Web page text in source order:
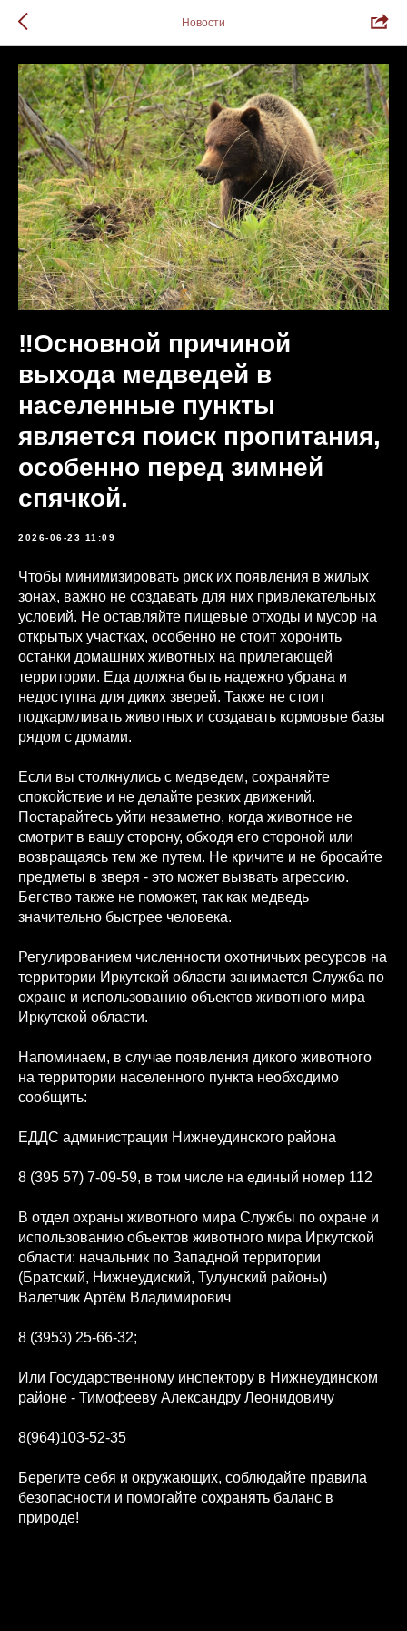
Новости
‼Основной причиной
выхода медведей в
населенные пункты
является поиск пропитания,
особенно перед зимней
спячкой.
2026-06-23 11:09
Чтобы минимизировать риск их появления в жилых
зонах, важно не создавать для них привлекательных
условий. Не оставляйте пищевые отходы и мусор на
открытых участках, особенно не стоит хоронить
останки домашних животных на прилегающей
территории. Еда должна быть надежно убрана и
недоступна для диких зверей. Также не стоит
подкармливать животных и создавать кормовые базы
рядом с домами.
Если вы столкнулись с медведем, сохраняйте
спокойствие и не делайте резких движений.
Постарайтесь уйти незаметно, когда животное не
смотрит в вашу сторону, обходя его стороной или
возвращаясь тем же путем. Не кричите и не бросайте
предметы в зверя - это может вызвать агрессию.
Бегство также не поможет, так как медведь
значительно быстрее человека.
Регулированием численности охотничьих ресурсов на
территории Иркутской области занимается Служба по
охране и использованию объектов животного мира
Иркутской области.
Напоминаем, в случае появления дикого животного
на территории населенного пункта необходимо
сообщить:
ЕДДС администрации Нижнеудинского района
8 (395 57) 7-09-59, в том числе на единый номер 112
В отдел охраны животного мира Службы по охране и
использованию объектов животного мира Иркутской
области: начальник по Западной территории
(Братский, Нижнеудиский, Тулунский районы)
Валетчик Артём Владимирович
8 (3953) 25-66-32;
Или Государственному инспектору в Нижнеудинском
районе - Тимофееву Александру Леонидовичу
8(964)103-52-35
Берегите себя и окружающих, соблюдайте правила
безопасности и помогайте сохранять баланс в
природе!